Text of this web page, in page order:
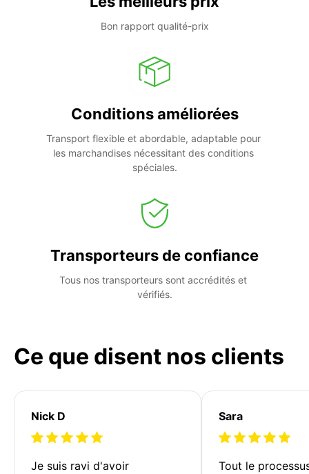
Bon rapport qualité-prix
Conditions améliorées
Transport flexible et abordable, adaptable pour
les marchandises nécessitant des conditions
spéciales.
Transporteurs de confiance
Tous nos transporteurs sont accrédités et
vérifiés.
Ce que disent nos clients
Nick D
Je suis ravi d'avoir
Sara
Tout le